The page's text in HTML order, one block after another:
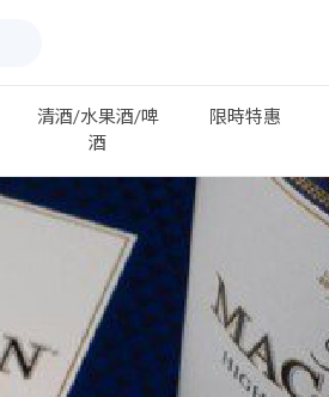
清酒/水果酒/啤
酒
限時特惠